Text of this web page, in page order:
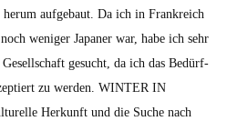
aufge­baut. Da ich in Frankre­ich
weniger Japan­er war, habe ich sehr
gesucht, da ich das Bedürf­
zu wer­den. WINTER IN
Herkun­ft und die Suche nach